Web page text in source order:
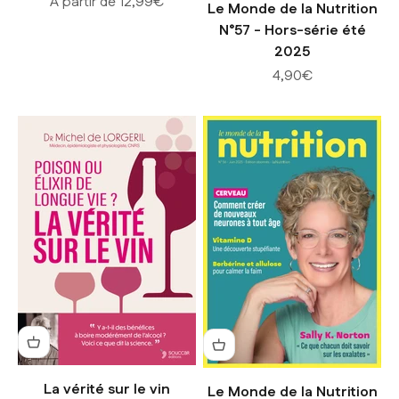
Le Monde de la Nutrition
N°57 - Hors-série été
2025
Prix de vente
4,90€
La vérité sur le vin
Le Monde de la Nutrition